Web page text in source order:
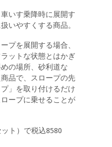
いす乗降時に展開す
いやすくする商品。
プを展開する場合、
ットな状態とはかぎ
の場所、砂利道な
品で、スロープの先
」を取り付けるだけ
ープに乗せることが
ト）で税込8580